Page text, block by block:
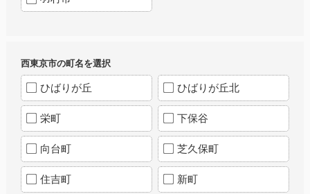
西東京市の町名を選択
ひばりが丘 ひばりが丘北
栄町 下保谷
向台町 芝久保町
住吉町 新町